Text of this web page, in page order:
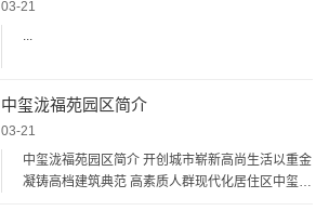
03-21
...
中玺泷福苑园区简介
03-21
中玺泷福苑园区简介 开创城市崭新高尚生活以重金
凝铸高档建筑典范 高素质人群现代化居住区中玺泷